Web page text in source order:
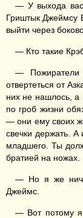
— У выхода
Гриштык Джеймсу
выйти через
— Кто такие
—
отвертеться от
них не нашлось,
по гроб жизни
— они ему своих
свечки держать.
младшего. Ты
братией на ножах.
— Но я же
Джеймс.
— Вот потому я